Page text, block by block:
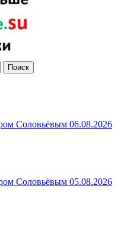
Соловьёвым 06.08.2026
Соловьёвым 05.08.2026